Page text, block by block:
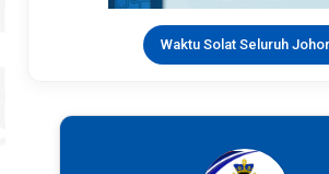
Waktu Solat Seluruh Johor